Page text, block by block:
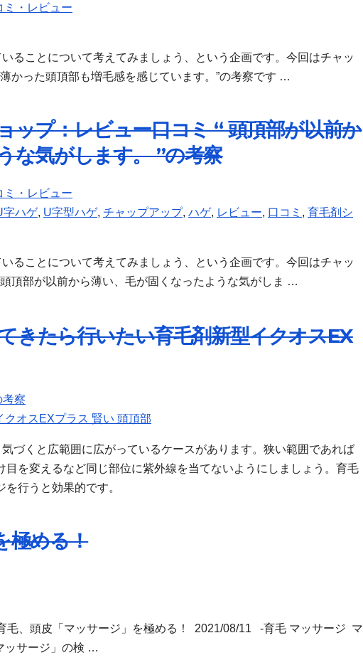
ミ・レビュー
ることについて考えてみましょう、という企画です。今回はチャッ
かった頭頂部も増毛感を感じています。”の考察です …
ップ：レビュー口コミ “ 頭頂部が以前か
な気がします。 ”の考察
ミ・レビュー
字ハゲ, U字型ハゲ, チャップアップ, ハゲ, レビュー, 口コミ , 育毛剤シ
ることについて考えてみましょう、という企画です。今回はチャッ
頂部が以前から薄い、毛が固くなったような気がしま …
きたら行いたい育毛剤新型イクオスEX
察
オスEXプラス 賢い 頭頂部
づくと広範囲に広がっているケースがあります。狭い範囲であれば
を変えるなど同じ部位に紫外線を当てないようにしましょう。育毛
行うと効果的です。
極める！
毛、頭皮「マッサージ」を極める！ 2021/08/11 -育毛 マッサージ マ
ッサージ」の検 …